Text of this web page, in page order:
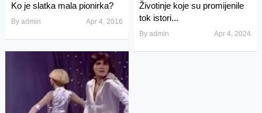
Ko je slatka mala pionirka?
By admin Apr 4, 2016
Životinje koje su promijenile
tok istori...
Byadmin Apr 4, 2024